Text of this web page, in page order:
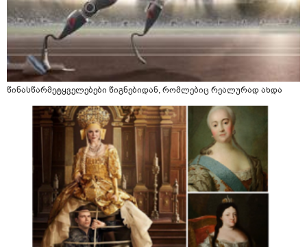
წინასწარმეტყველებები წიგნებიდან, რომლებიც რეალურად ახდა